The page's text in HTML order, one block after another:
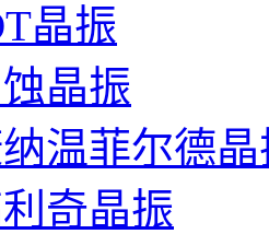
晶振
晶振
温菲尔德晶
奇晶振